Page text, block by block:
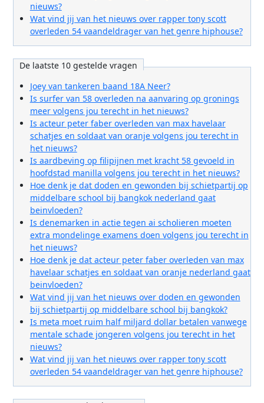
nieuws?
Wat vind jij van het nieuws over rapper tony scott
overleden 54 vaandeldrager van het genre hiphouse?
De laatste 10 gestelde vragen
Joey van tankeren baand 18A Neer?
Is surfer van 58 overleden na aanvaring op gronings
meer volgens jou terecht in het nieuws?
Is acteur peter faber overleden van max havelaar
schatjes en soldaat van oranje volgens jou terecht in
het nieuws?
Is aardbeving op filipijnen met kracht 58 gevoeld in
hoofdstad manilla volgens jou terecht in het nieuws?
Hoe denk je dat doden en gewonden bij schietpartij op
middelbare school bij bangkok nederland gaat
beinvloeden?
Is denemarken in actie tegen ai scholieren moeten
extra mondelinge examens doen volgens jou terecht in
het nieuws?
Hoe denk je dat acteur peter faber overleden van max
havelaar schatjes en soldaat van oranje nederland gaat
beinvloeden?
Wat vind jij van het nieuws over doden en gewonden
bij schietpartij op middelbare school bij bangkok?
Is meta moet ruim half miljard dollar betalen vanwege
mentale schade jongeren volgens jou terecht in het
nieuws?
Wat vind jij van het nieuws over rapper tony scott
overleden 54 vaandeldrager van het genre hiphouse?